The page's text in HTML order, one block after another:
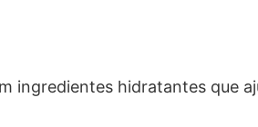
ingredientes hidratantes que